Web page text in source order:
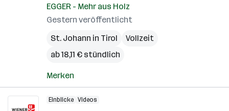
EGGER - Mehr aus Holz
Gestern veröffentlicht
St. Johann in Tirol
Vollzeit
ab 18,11 € stündlich
Merken
Einblicke Videos